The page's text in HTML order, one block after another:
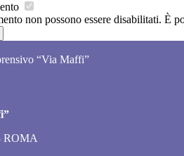
non possono essere disabilitati. È
“Via Maffi”
ROMA